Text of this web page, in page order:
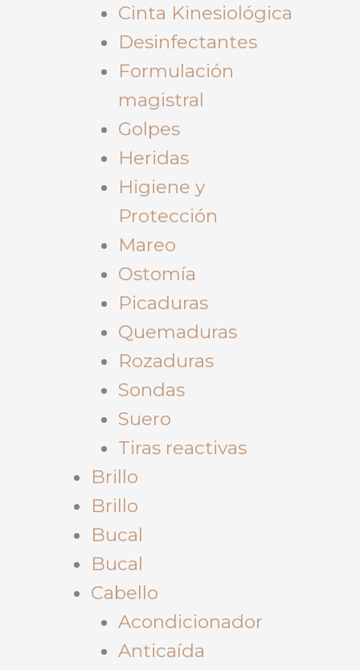
Cinta Kinesiológica
Desinfectantes
Formulación
magistral
Golpes
Heridas
Higiene y
Protección
Mareo
Ostomía
Picaduras
Quemaduras
Rozaduras
Sondas
Suero
Tiras reactivas
Brillo
Brillo
Bucal
Bucal
Cabello
Acondicionador
Anticaída